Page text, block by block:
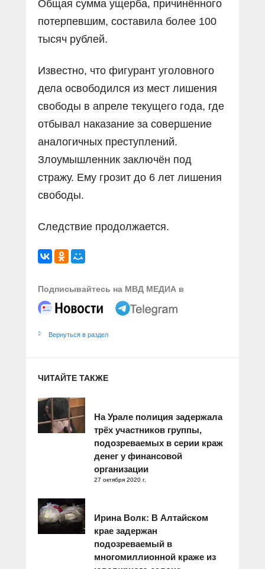
Общая сумма ущерба, причинённого
потерпевшим, составила более 100
тысяч рублей.
Известно, что фигурант уголовного
дела освободился из мест лишения
свободы в апреле текущего года, где
отбывал наказание за совершение
аналогичных преступлений.
Злоумышленник заключён под
стражу. Ему грозит до 6 лет лишения
свободы.
Следствие продолжается.
Подписывайтесь на МВД МЕДИА в
Вернуться в раздел
ЧИТАЙТЕ ТАКЖЕ
На Урале полиция задержала
трёх участников группы,
подозреваемых в серии краж
денег у финансовой
организации
27 октября 2020 г.
Ирина Волк: В Алтайском
крае задержан
подозреваемый в
многомиллионной краже из